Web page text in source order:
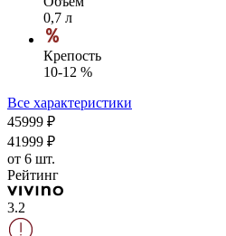
0,7 л
Крепость
10-12 %
Все характеристики
45999 ₽
41999 ₽
от 6 шт.
Рейтинг
3.2